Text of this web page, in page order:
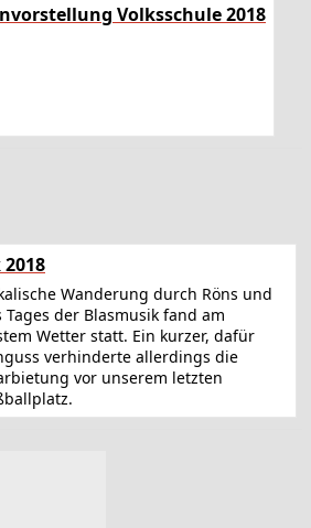
Volksschule 2018
Wanderung durch Röns und
der Blasmusik fand am
Wetter statt. Ein kurzer, dafür
verhinderte allerdings die
vor unserem letzten